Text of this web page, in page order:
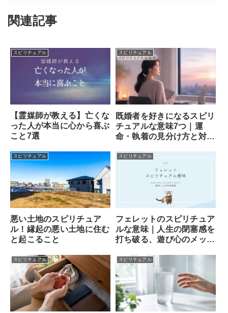
関連記事
スピリチュアル
【霊媒師が教える】亡くな
った人が本当に心から喜ぶ
こと7選
スピリチュアル
既婚者を好きになるスピリ
チュアルな意味7つ｜運
命・執着の見分け方と対処
スピリチュアル
悪い土地のスピリチュア
ル！縁起の悪い土地に住む
と起こること
スピリチュアル
フェレットのスピリチュア
ルな意味｜人生の閉塞感を
打ち破る、遊び心のメッセ
スピリチュアル スピリチュアル